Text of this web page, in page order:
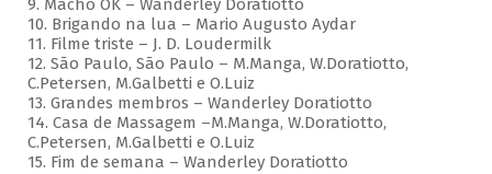
9. Macho OK – Wanderley Doratiotto
10. Brigando na lua – Mario Augusto Aydar
11. Filme triste – J. D. Loudermilk
12. São Paulo, São Paulo – M.Manga, W.Doratiotto,
C.Petersen, M.Galbetti e O.Luiz
13. Grandes membros – Wanderley Doratiotto
14. Casa de Massagem –M.Manga, W.Doratiotto,
C.Petersen, M.Galbetti e O.Luiz
15. Fim de semana – Wanderley Doratiotto